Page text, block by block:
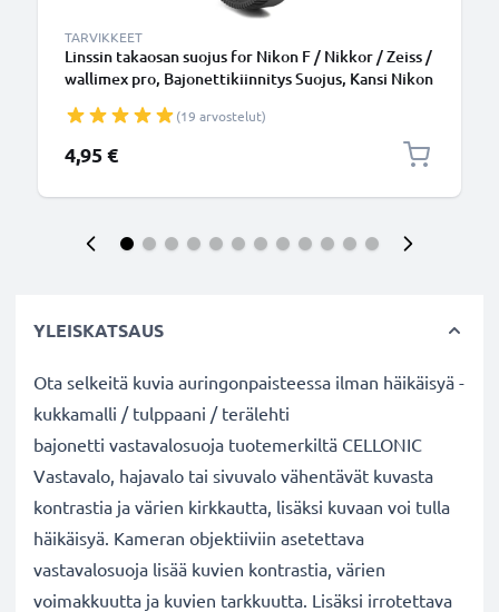
TARVIKKEET
Linssin takaosan suojus for Nikon F / Nikkor / Zeiss /
wallimex pro, Bajonettikiinnitys Suojus, Kansi Nikon
(19 arvostelut)
4,95 €
YLEISKATSAUS
Ota selkeitä kuvia auringonpaisteessa ilman häikäisyä -
kukkamalli / tulppaani / terälehti
bajonetti vastavalosuoja tuotemerkiltä CELLONIC
Vastavalo, hajavalo tai sivuvalo vähentävät kuvasta
kontrastia ja värien kirkkautta, lisäksi kuvaan voi tulla
häikäisyä. Kameran objektiiviin asetettava
vastavalosuoja lisää kuvien kontrastia, värien
voimakkuutta ja kuvien tarkkuutta. Lisäksi irrotettava